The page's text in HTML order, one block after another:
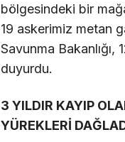
bölgesindeki bir
19 askerimiz metan
Savunma
duyurdu.
3 YILDIR KAYIP
YÜREKLERİ